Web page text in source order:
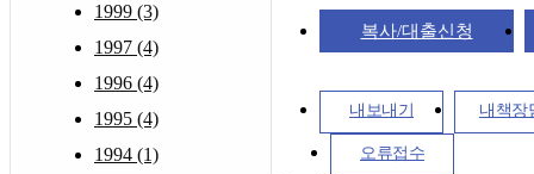
1999 (3)
1997 (4)
1996 (4)
1995 (4)
1994 (1)
복사/대출신청
내보내기 내책장
오류접수